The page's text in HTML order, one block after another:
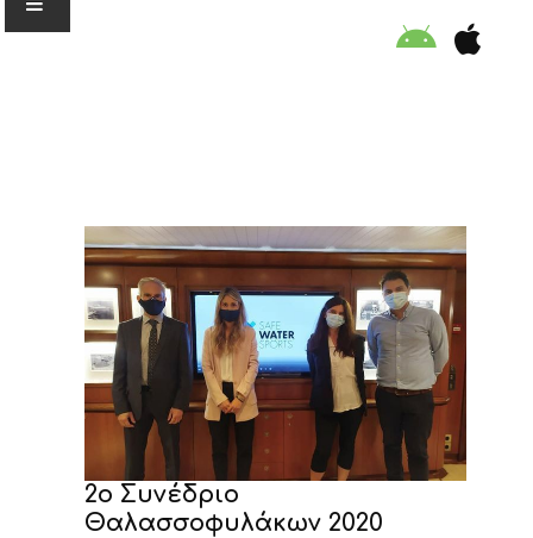
ΕΚΠΑΙΔΕΥΣΗ
ΕΙΔΙΚΕΣ ΔΡΑΣΕΙΣ
ΣΥΜΒΟΥΛΕΣ
ΠΡΟΓΡΑΜΜΑ ΚΟΛΥΜΒΗΣΗΣ
ΣΤΗΡΙΞΕ ΜΑΣ
2ο Συνέδριο
Θαλασσοφυλάκων 2020